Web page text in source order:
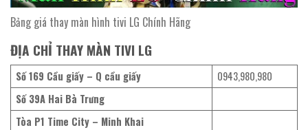
Bảng giá thay màn hình tivi LG Chính Hãng
ĐỊA CHỈ THAY MÀN TIVI LG
Số 169 Cầu giấy – Q cầu giấy
0943,980,980
Số 39A Hai Bà Trưng
Tòa P1 Time City – Minh Khai